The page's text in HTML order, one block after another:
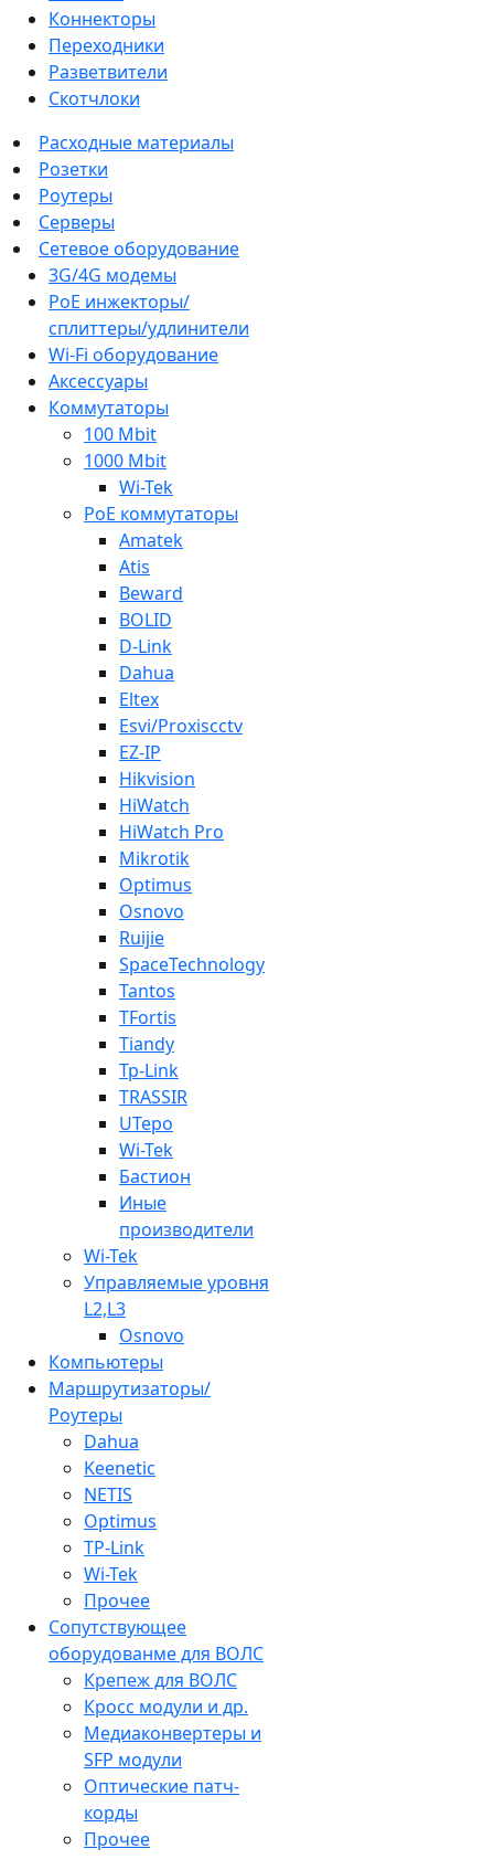
Коннекторы
Переходники
Разветвители
Скотчлоки
Расходные материалы
Розетки
Роутеры
Серверы
Сетевое оборудование
3G/4G модемы
PoE инжекторы/
сплиттеры/удлинители
Wi-Fi оборудование
Аксессуары
Коммутаторы
100 Mbit
1000 Mbit
Wi-Tek
PoE коммутаторы
Amatek
Atis
Beward
BOLID
D-Link
Dahua
Eltex
Esvi/Proxiscctv
EZ-IP
Hikvision
HiWatch
HiWatch Pro
Mikrotik
Optimus
Osnovo
Ruijie
SpaceTechnology
Tantos
TFortis
Tiandy
Tp-Link
TRASSIR
UTepo
Wi-Tek
Бастион
Иные
производители
Wi-Tek
Управляемые уровня
L2,L3
Osnovo
Компьютеры
Маршрутизаторы/
Роутеры
Dahua
Keenetic
NETIS
Optimus
TP-Link
Wi-Tek
Прочее
Сопутствующее
оборудованме для ВОЛС
Крепеж для ВОЛС
Кросс модули и др.
Медиаконвертеры и
SFP модули
Оптические патч-
корды
Прочее